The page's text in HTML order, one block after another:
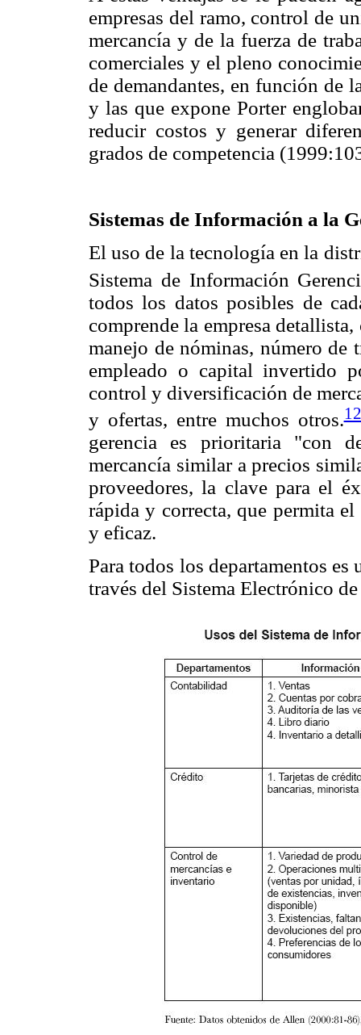
empresas del ramo, control de
mercancía y de la fuerza de
comerciales y el pleno
de demandantes, en función de
y las que expone Porter
reducir costos y generar
grados de competencia
Sistemas de Información a la
El uso de la tecnología en la
Sistema de Información
todos los datos posibles de
comprende la empresa
manejo de nóminas, número de
empleado o capital invertido
control y diversificación de
y ofertas, entre muchos otros.12
gerencia es prioritaria "con
mercancía similar a precios
proveedores, la clave para el
rápida y correcta, que permita
y eficaz.
Para todos los departamentos
través del Sistema Electrónico